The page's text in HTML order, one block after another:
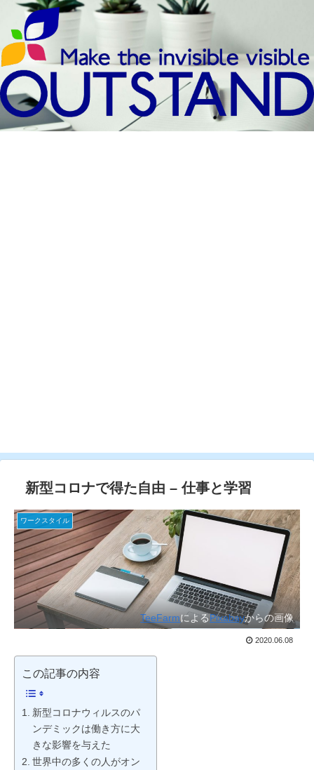
新型コロナで得た自由 – 仕事と学習
ワークスタイル
TeeFarmによるPixabayからの画像
2020.06.08
この記事の内容
新型コロナウィルスのパ
ンデミックは働き方に大
きな影響を与えた
世界中の多くの人がオン